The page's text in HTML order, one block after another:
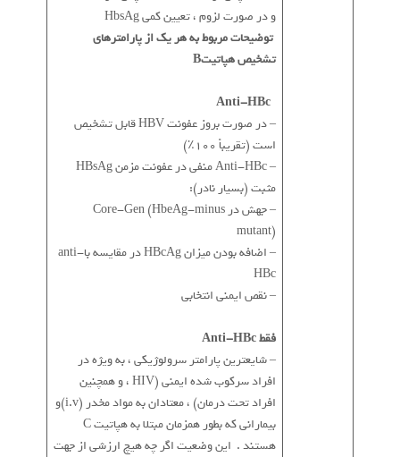
و در صورت لزوم ، تعیین کمی HbsAg
توضیحات مربوط به هر یک از پارامترهای
تشخیص هپاتیتB
Anti-HBc
– در صورت بروز عفونت HBV قابل تشخیص
است (تقریباً 100٪)
– Anti-HBc منفی در عفونت مزمن HBsAg
مثبت (بسیار نادر):
– جهش در Core-Gen (HbeAg-minus
mutant)
– اضافه بودن میزان HBcAg در مقایسه باanti-
HBc
– نقص ایمنی انتخابی
فقط Anti-HBc
– شایعترین پارامتر سرولوژیکی ، به ویژه در
افراد سرکوب شده ایمنی (HIV ، و همچنین
افراد تحت درمان) ، معتادان به مواد مخدر (i.v)و
بیمارانی که بطور همزمان مبتلا به هپاتیت C
هستند . این وضعیت اگر چه هیچ ارزشی از جهت